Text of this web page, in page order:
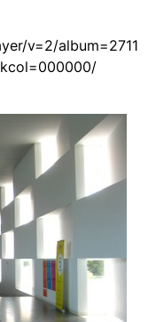
v=2/album=2711